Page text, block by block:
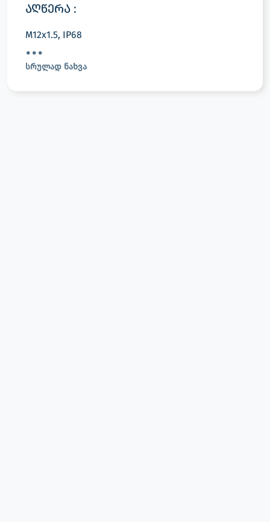
აღწერა :
M12x1.5, IP68
სრულად ნახვა